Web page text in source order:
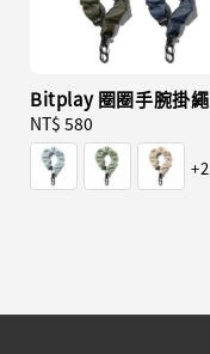
Bitplay 圈圈手腕掛繩
Regular
price
NT$ 580
+2